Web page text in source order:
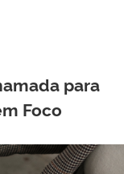
para
Foco